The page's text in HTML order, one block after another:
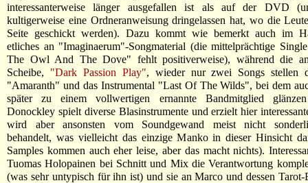
interessanterweise länger ausgefallen ist als auf der DVD
kultigerweise eine Ordneranweisung dringelassen hat, wo die
Seite geschickt werden). Dazu kommt wie bemerkt auch im
etliches an "Imaginaerum"-Songmaterial (die mittelprächtige
The Owl And The Dove" fehlt positiverweise), während die
Scheibe, "Dark Passion Play", wieder nur zwei Songs stellen
"Amaranth" und das Instrumental "Last Of The Wilds", bei dem
später zu einem vollwertigen ernannte Bandmitglied
Donockley spielt diverse Blasinstrumente und erzielt hier
wird aber ansonsten vom Soundgewand meist nicht
behandelt, was vielleicht das einzige Manko in dieser Hinsicht
Samples kommen auch eher leise, aber das macht nichts).
Tuomas Holopainen bei Schnitt und Mix die Verantwortung
(was sehr untypisch für ihn ist) und sie an Marco und dessen Tarot-